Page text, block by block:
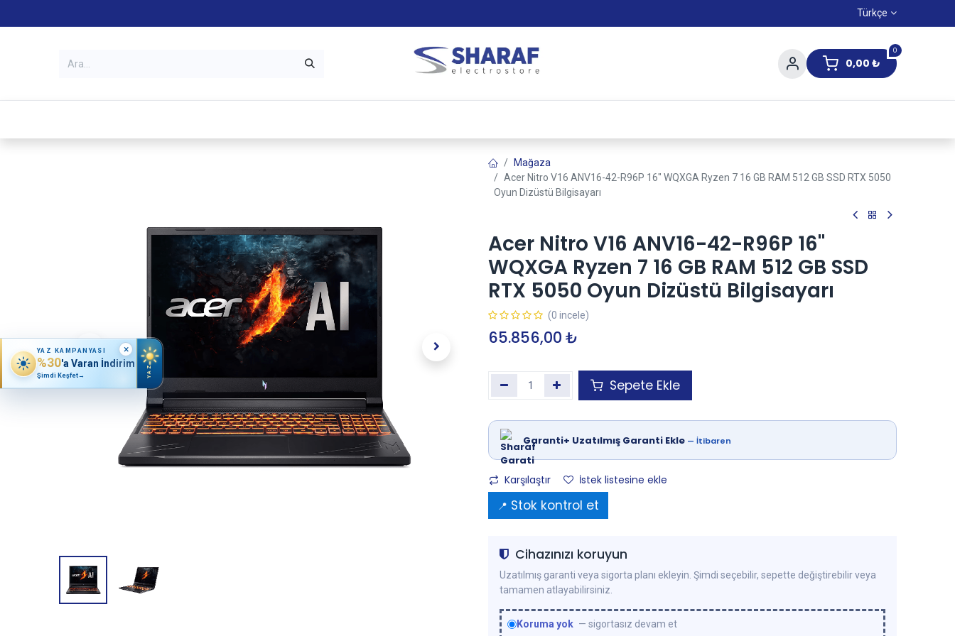
Türkçe
0
0,00 ₺
Mağaza
Acer Nitro V16 ANV16-42-R96P 16" WQXGA Ryzen 7 16 GB RAM 512 GB SSD RTX 5050
Oyun Dizüstü Bilgisayarı
Acer Nitro V16 ANV16-42-R96P 16"
WQXGA Ryzen 7 16 GB RAM 512 GB SSD
RTX 5050 Oyun Dizüstü Bilgisayarı
(0 incele)
65.856,00 ₺
Sepete Ekle
Garanti+ Uzatılmış Garanti Ekle — İtibaren
Karşılaştır
İstek listesine ekle
📍 Stok kontrol et
Cihazınızı koruyun
Uzatılmış garanti veya sigorta planı ekleyin. Şimdi seçebilir, sepette değiştirebilir veya
tamamen atlayabilirsiniz.
Koruma yok — sigortasız devam et
YAZ KAMPANYASI
%30'a Varan İndirim
Şimdi Keşfet→ YAZ
×